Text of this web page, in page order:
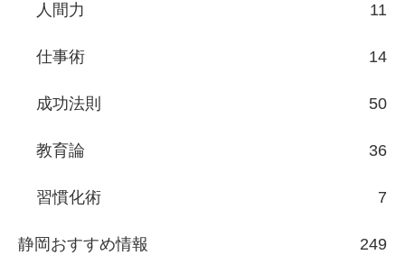
人間力 11
仕事術 14
成功法則 50
教育論 36
習慣化術 7
静岡おすすめ情報 249